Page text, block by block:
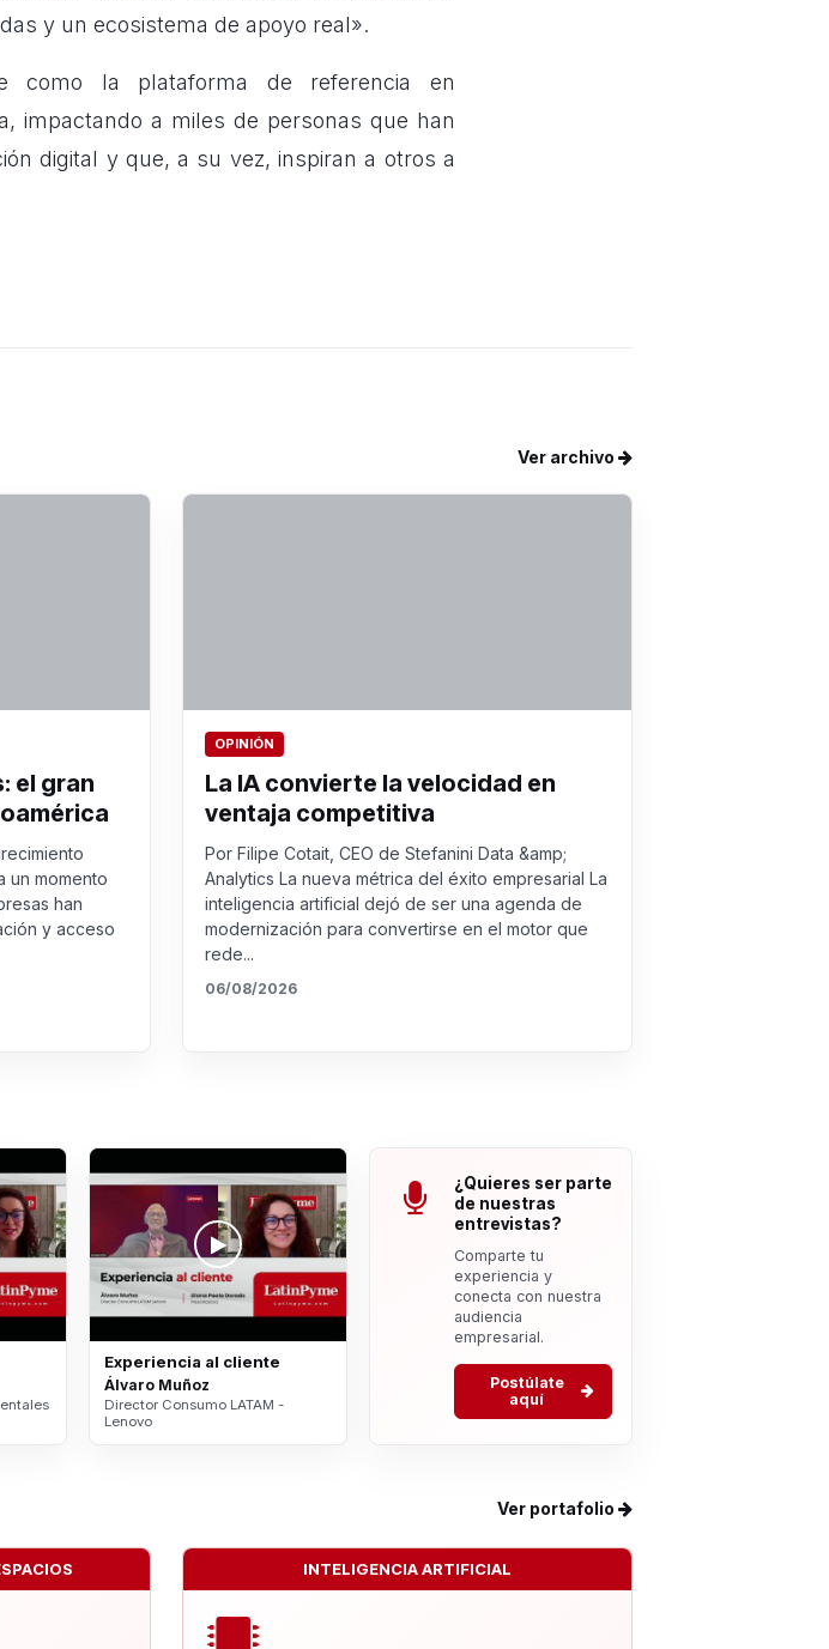
y un ecosistema de apoyo real».
como la plataforma de referencia en
impactando a miles de personas que han
digital y que, a su vez, inspiran a otros a
Ver archivo
el gran
un momento
han
y acceso
OPINIÓN
La IA convierte la velocidad en
ventaja competitiva
Por Filipe Cotait, CEO de Stefanini Data &amp;
Analytics La nueva métrica del éxito empresarial La
inteligencia artificial dejó de ser una agenda de
modernización para convertirse en el motor que
rede...
06/08/2026
Experiencia al cliente
Álvaro Muñoz
Director Consumo LATAM -
Lenovo
¿Quieres ser parte
de nuestras
entrevistas?
Comparte tu
experiencia y
conecta con nuestra
audiencia
empresarial.
Postúlate
aquí
Ver portafolio
INTELIGENCIA ARTIFICIAL